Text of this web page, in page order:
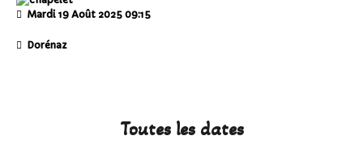
Mardi 19 Août 2025 09:15
Dorénaz
Toutes les dates